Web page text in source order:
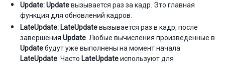
Update:Updateвызывается раз за кадр. Это главная
функция для обновлений кадров.
LateUpdate: LateUpdateвызывается раз в кадр, после
завершения Update . Любые вычисления произведённые в
Updateбудут уже выполнены на момент начала
LateUpdate . Часто LateUpdateиспользуют для